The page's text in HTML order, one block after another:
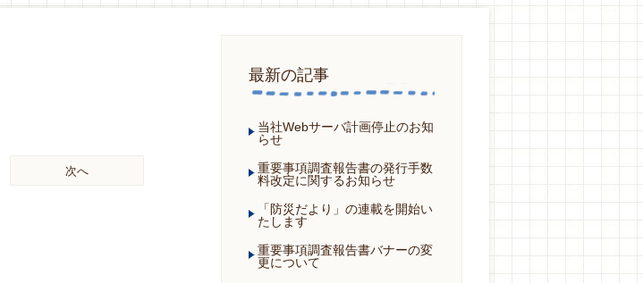
次へ
最新の記事
当社Webサーバ計画停止のお知
らせ
重要事項調査報告書の発行手数
料改定に関するお知らせ
「防災だより」の連載を開始い
たします
重要事項調査報告書バナーの変
更について